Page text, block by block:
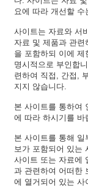
요에 따라 개선할 수
사이트는 자료와 서
자료 및 제품과 관
을 포함하되 이에
명시적으로 부인합
련하여 직접, 간접,
지지 않습니다.
본 사이트를 통하여
에 따라 하시기를 바
본 사이트를 통해 일
보가 포함되어 있는
사이트 또는 자료에
과 관련하여 어떠한
에 열거되어 있는 사